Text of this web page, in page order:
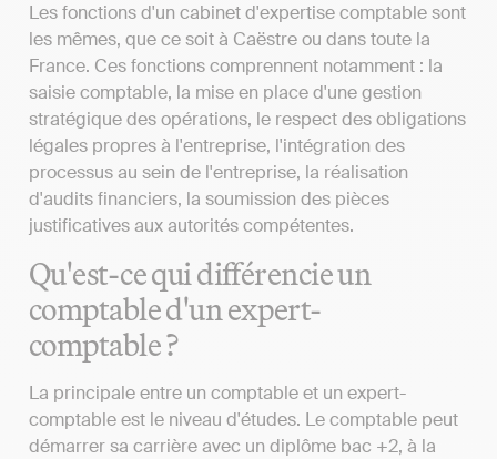
Les fonctions d'un cabinet d'expertise comptable sont
les mêmes, que ce soit à Caëstre ou dans toute la
France. Ces fonctions comprennent notamment : la
saisie comptable, la mise en place d'une gestion
stratégique des opérations, le respect des obligations
légales propres à l'entreprise, l'intégration des
processus au sein de l'entreprise, la réalisation
d'audits financiers, la soumission des pièces
justificatives aux autorités compétentes.
Qu'est-ce qui différencie un
comptable d'un expert-
comptable ?
La principale entre un comptable et un expert-
comptable est le niveau d'études. Le comptable peut
démarrer sa carrière avec un diplôme bac +2, à la